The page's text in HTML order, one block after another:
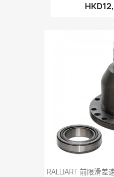
RALLIART 前限滑差